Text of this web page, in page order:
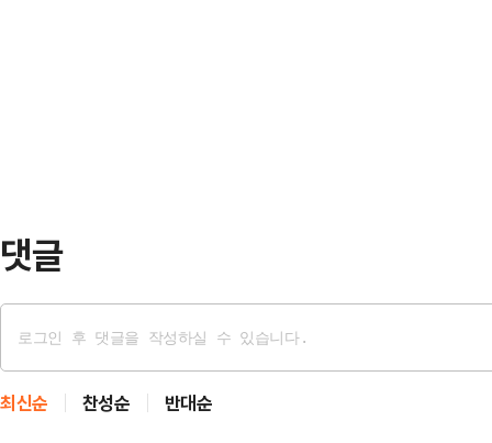
댓글
최신순 찬성순 반대순